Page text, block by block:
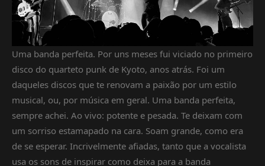
Uma banda perfeita. Por uns meses fui viciado no primeiro
disco do quarteto punk de Kyoto, anos atrás. Foi um
daqueles discos que te renovam a paixão por um estilo
musical, ou, por música em geral. Uma banda perfeita,
sempre achei. Ao vivo: potente e pesada. Te deixam com
um sorriso estamapado na cara. Soam grande, como era
de se esperar. Incrivelmente afiadas, tanto que a vocalista
usa os sons de inspirar como deixa para a banda